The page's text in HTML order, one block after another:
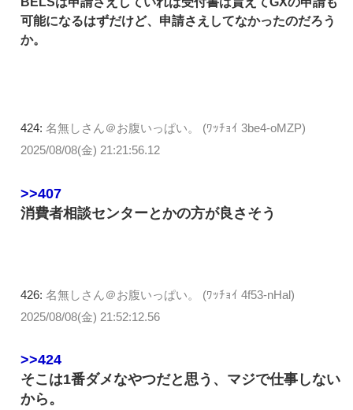
可能になるはずだけど、申請さえしてなかったのだろう
か。
424: 名無しさん＠お腹いっぱい。 (ﾜｯﾁｮｲ 3be4-oMZP)
2025/08/08(金) 21:21:56.12
>>407
消費者相談センターとかの方が良さそう
426: 名無しさん＠お腹いっぱい。 (ﾜｯﾁｮｲ 4f53-nHal)
2025/08/08(金) 21:52:12.56
>>424
そこは1番ダメなやつだと思う、マジで仕事しない
から。